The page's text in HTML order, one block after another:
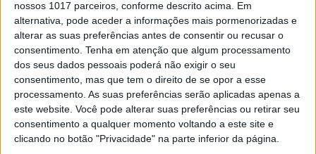
nossos 1017 parceiros, conforme descrito acima. Em
alternativa, pode aceder a informações mais pormenorizadas e
alterar as suas preferências antes de consentir ou recusar o
consentimento. Tenha em atenção que algum processamento
dos seus dados pessoais poderá não exigir o seu
consentimento, mas que tem o direito de se opor a esse
processamento. As suas preferências serão aplicadas apenas a
este website. Você pode alterar suas preferências ou retirar seu
consentimento a qualquer momento voltando a este site e
clicando no botão "Privacidade" na parte inferior da página.
grupo Lena não vão a julgamento